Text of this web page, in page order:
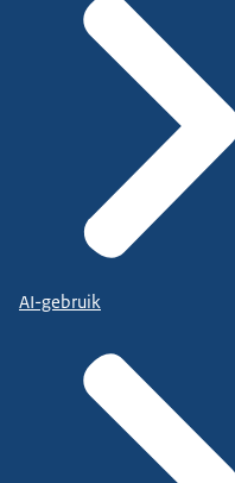
AI-gebruik